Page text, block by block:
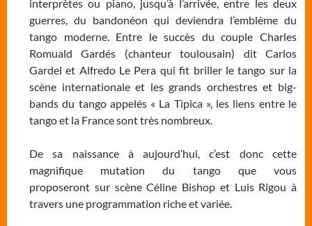
interprètes ou piano, jusqu’à l’arrivée, entre les deux
guerres, du bandonéon qui deviendra l’emblème du
tango moderne. Entre le succès du couple Charles
Romuald Gardés (chanteur toulousain) dit Carlos
Gardel et Alfredo Le Pera qui fit briller le tango sur la
scène internationale et les grands orchestres et big-
bands du tango appelés « La Tìpica », les liens entre le
tango et la France sont très nombreux.
De sa naissance à aujourd’hui, c’est donc cette
magnifique mutation du tango que vous
proposeront sur scène Céline Bishop et Luis Rigou à
travers une programmation riche et variée.